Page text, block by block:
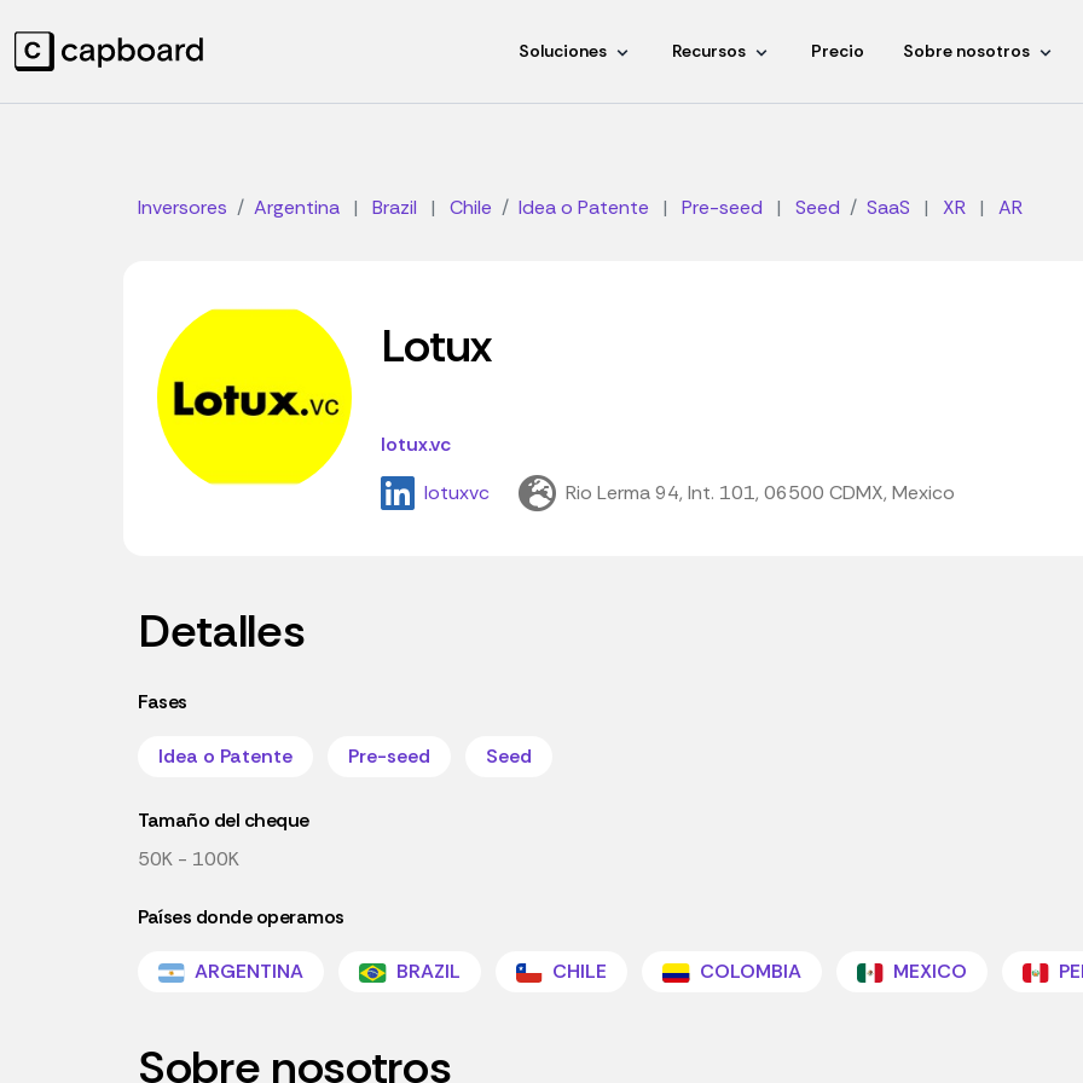
Soluciones Recursos Precio Sobre nosotros
Inversores Argentina | Brazil | Chile Idea o Patente | Pre-seed | Seed SaaS | XR | AR
Lotux
lotux.vc
lotuxvc
Rio Lerma 94, Int. 101, 06500 CDMX, Mexico
Detalles
Fases
Idea o Patente Pre-seed Seed
Tamaño del cheque
50K - 100K
Países donde operamos
ARGENTINA BRAZIL CHILE COLOMBIA MEXICO
Sobre nosotros